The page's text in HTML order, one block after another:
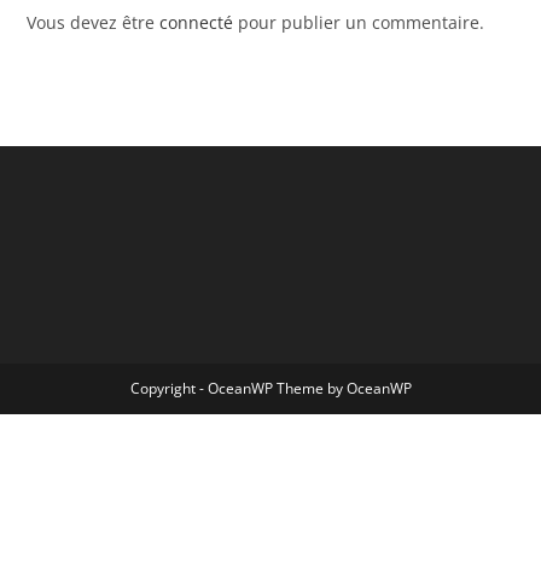
Vous devez êtreconnecté pour publier un commentaire.
Copyright - OceanWP Theme by OceanWP